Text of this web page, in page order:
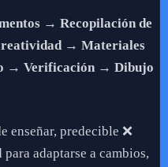
→ Recopilación de
→ Materiales
→ Verificación → Dibujo
enseñar, predecible ❌
adaptarse a cambios,